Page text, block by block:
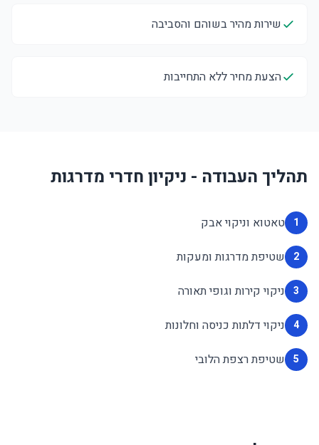
שירות מהיר בשוהם והסביבה
הצעת מחיר ללא התחייבות
תהליך העבודה - ניקיון חדרי מדרגות
1 טאטוא וניקוי אבק
2 שטיפת מדרגות ומעקות
3 ניקוי קירות וגופי תאורה
4 ניקוי דלתות כניסה וחלונות
5 שטיפת רצפת הלובי